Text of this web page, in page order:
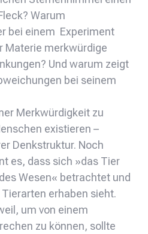
Warum
bei einem Experiment
Materie merkwürdige
Und warum zeigt
bei seinem
Merkwürdigkeit zu
existieren –
Denkstruktur. Noch
es, dass sich »das Tier
Wesen« betrachtet und
erhaben sieht.
um von einem
zu können, sollte